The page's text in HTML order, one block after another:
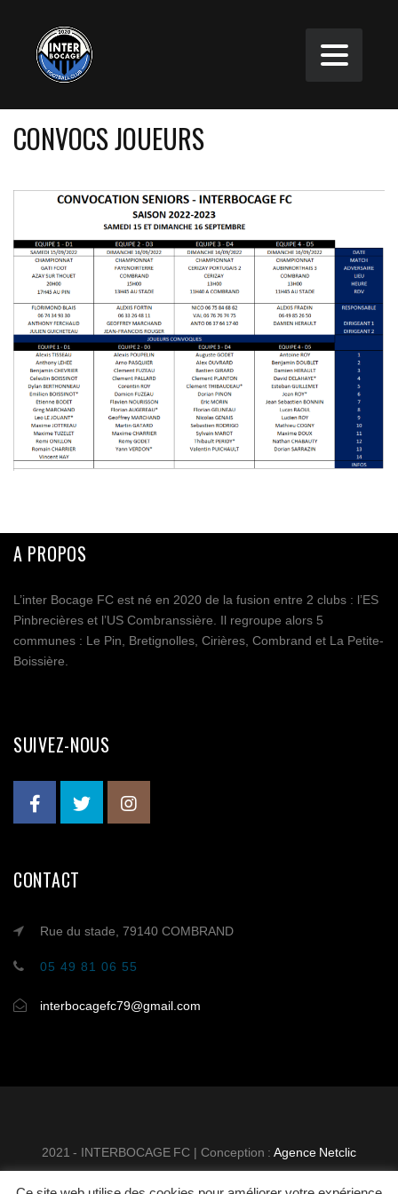
CONVOCS JOUEURS
A PROPOS
L’inter Bocage FC est né en 2020 de la fusion entre 2 clubs : l’ES
Pinbrecières et l’US Combranssière. Il regroupe alors 5
communes : Le Pin, Bretignolles, Cirières, Combrand et La Petite-
Boissière.
SUIVEZ-NOUS
CONTACT
Rue du stade, 79140 COMBRAND
05 49 81 06 55
interbocagefc79@gmail.com
2021 - INTERBOCAGE FC | Conception : Agence Netclic